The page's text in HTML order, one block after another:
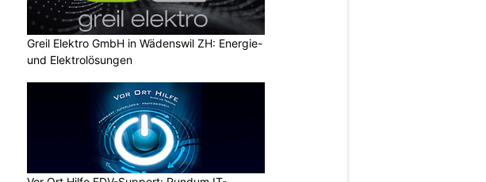
Greil Elektro GmbH in Wädenswil ZH: Energie-
und Elektrolösungen